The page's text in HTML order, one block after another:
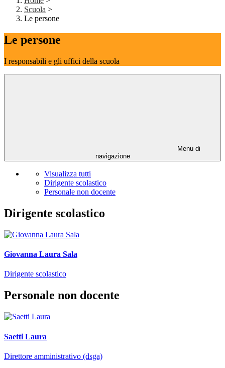
Scuola >
Le persone
Le persone
I responsabili e gli uffici della scuola
Menu di
navigazione
Visualizza tutti
Dirigente scolastico
Personale non docente
Dirigente scolastico
Giovanna Laura Sala
Dirigente scolastico
Personale non docente
Saetti Laura
Direttore amministrativo (dsga)